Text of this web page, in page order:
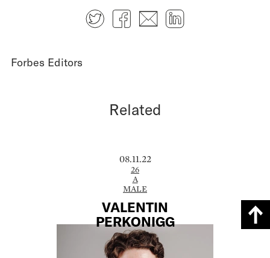
TwitterFacebook
E-mail
Forbes Editors
Related
08.11.22
26
A
MALE
VALENTIN
PERKONIGG